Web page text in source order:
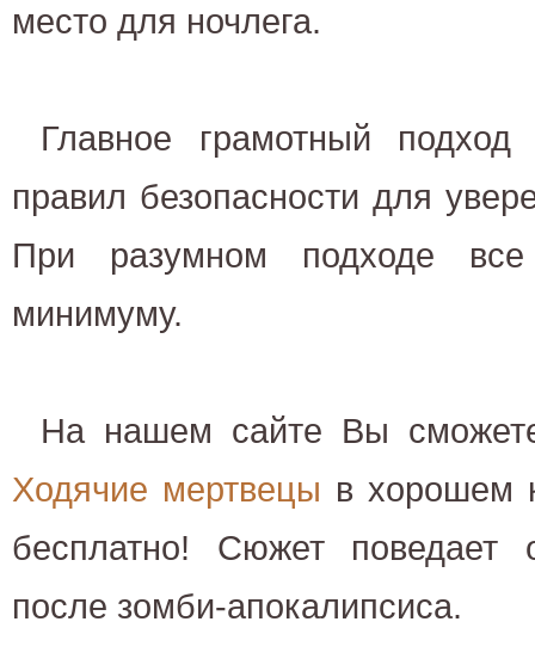
место для ночлега.
Главное грамотный
правил безопасности для
При разумном подходе
минимуму.
На нашем сайте Вы
Ходячие мертвецы в хорошем
бесплатно! Сюжет
после зомби-апокалипсиса.